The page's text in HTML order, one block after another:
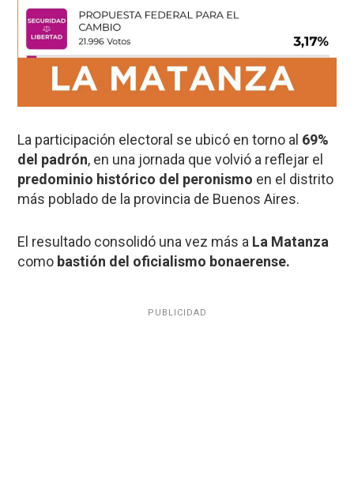
La participación electoral se ubicó en torno al 69%
del padrón, en una jornada que volvió a reflejar el
predominio histórico del peronismo en el distrito
más poblado de la provincia de Buenos Aires.
El resultado consolidó una vez más a La Matanza
como bastión del oficialismo bonaerense.
PUBLICIDAD